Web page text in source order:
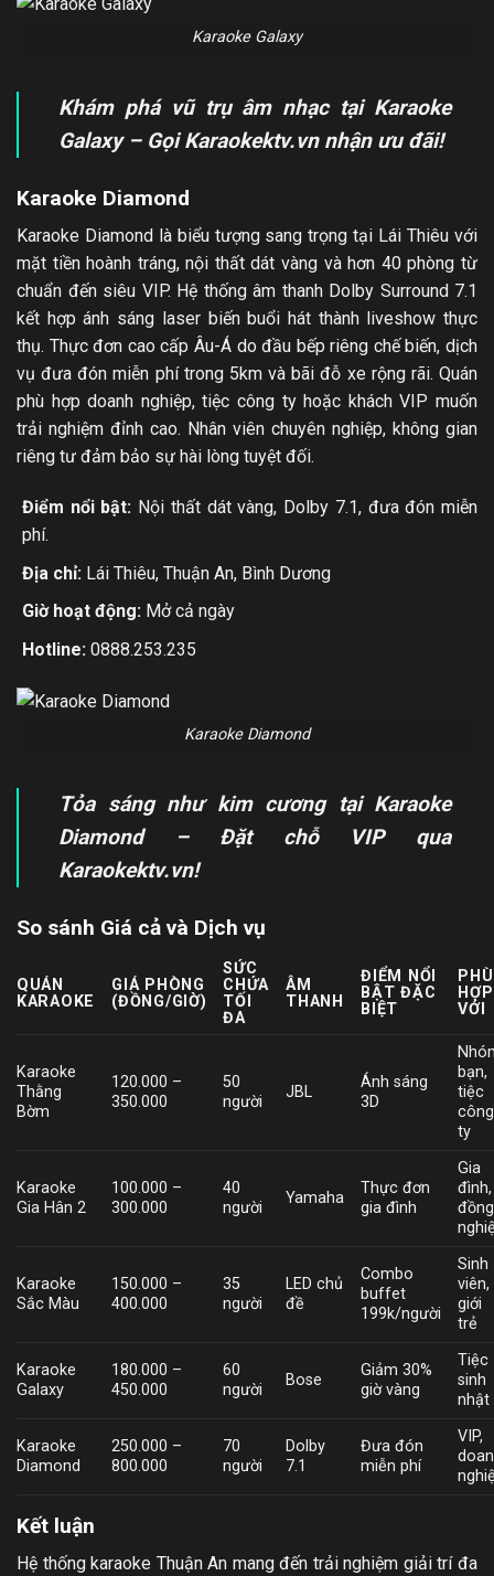
Karaoke Galaxy
Khám phá vũ trụ âm nhạc tại Karaoke
Galaxy – Gọi Karaokektv.vn nhận ưu đãi!
Karaoke Diamond
Karaoke Diamond là biểu tượng sang trọng tại Lái Thiêu với
mặt tiền hoành tráng, nội thất dát vàng và hơn 40 phòng từ
chuẩn đến siêu VIP. Hệ thống âm thanh Dolby Surround 7.1
kết hợp ánh sáng laser biến buổi hát thành liveshow thực
thụ. Thực đơn cao cấp Âu-Á do đầu bếp riêng chế biến, dịch
vụ đưa đón miễn phí trong 5km và bãi đỗ xe rộng rãi. Quán
phù hợp doanh nghiệp, tiệc công ty hoặc khách VIP muốn
trải nghiệm đỉnh cao. Nhân viên chuyên nghiệp, không gian
riêng tư đảm bảo sự hài lòng tuyệt đối.
Điểm nổi bật: Nội thất dát vàng, Dolby 7.1, đưa đón miễn
phí.
Địa chỉ: Lái Thiêu, Thuận An, Bình Dương
Giờ hoạt động:Mở cả ngày
Hotline: 0888.253.235
Karaoke Diamond
Tỏa sáng như kim cương tại Karaoke
Diamond – Đặt chỗ VIP qua
Karaokektv.vn!
So sánh Giá cả và Dịch vụ
QUÁN
KARAOKE
GIÁ PHÒNG
(ĐỒNG/GIỜ)
SỨC
CHỨA
TỐI
ĐA
ÂM
THANH
ĐIỂM NỔI
BẬT ĐẶC
BIỆT
PHÙ
HỢP
VỚI
Karaoke
Thằng
Bờm
120.000 –
350.000
50
người
JBL
Ánh sáng
3D
bạn,
tiệc
công
ty
Karaoke
Gia Hân 2
100.000 –
300.000
40
người
Yamaha
Thực đơn
gia đình
Gia
đình,
đồng
Karaoke
Sắc Màu
150.000 –
400.000
35
người
LED chủ
đề
Combo
buffet
199k/người
Sinh
viên,
giới
trẻ
Karaoke
Galaxy
180.000 –
450.000
60
người
Bose
Giảm 30%
giờ vàng
Tiệc
sinh
nhật
Karaoke
Diamond
250.000 –
800.000
70
người
Dolby
7.1
Đưa đón
miễn phí
VIP,
Kết luận
Hệ thống karaoke Thuận An mang đến trải nghiệm giải trí đa